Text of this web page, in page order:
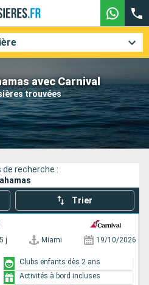
avec Carnival
trouvées
Compagnies
recherche :
Trier
5 j Miami 19/10/2026
Clubs enfants dès 2 ans
Activités à bord incluses